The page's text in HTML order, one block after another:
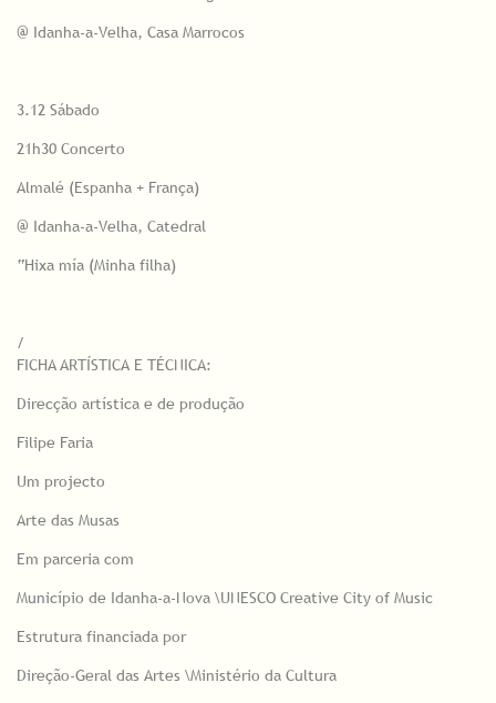
@ Idanha-a-Velha, Casa Marrocos
3.12 Sábado
21h30 Concerto
Almalé (Espanha + França)
@ Idanha-a-Velha, Catedral
“Hixa mía (Minha filha)
/
FICHA ARTÍSTICA E TÉCNICA:
Direcção artística e de produção
Filipe Faria
Um projecto
Arte das Musas
Em parceria com
Município de Idanha-a-Nova \UNESCO Creative City of Music
Estrutura financiada por
Direção-Geral das Artes \Ministério da Cultura